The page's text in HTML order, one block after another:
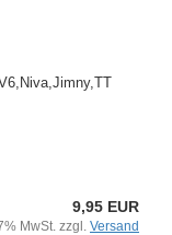
9,95 EUR
MwSt. zzgl. Versand